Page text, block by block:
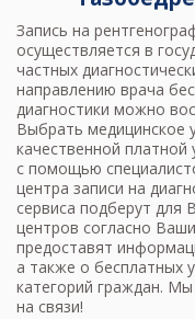
Запись на
осуществляется в
частных
направлению врача
диагностики можно
Выбрать медицинское
качественной
с помощью
центра записи на
сервиса подберут для
центров согласно
предоставят
а также о бесплатных
категорий граждан.
на связи!